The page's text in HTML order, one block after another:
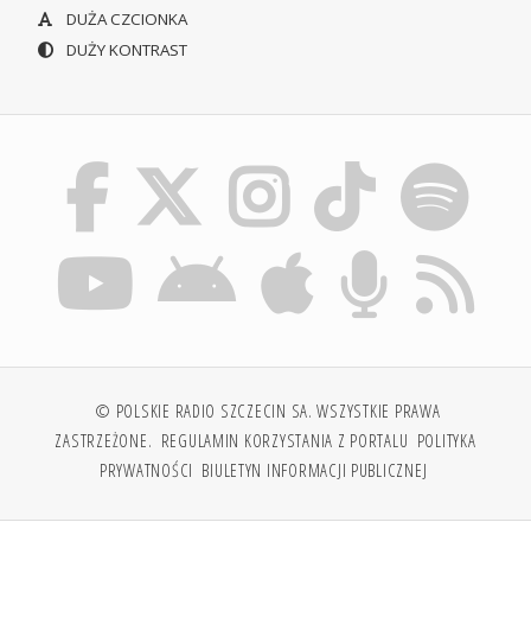
DUŻA CZCIONKA
DUŻY KONTRAST
© POLSKIE RADIO SZCZECIN SA. WSZYSTKIE PRAWA
ZASTRZEŻONE. REGULAMIN KORZYSTANIA Z PORTALU POLITYKA
PRYWATNOŚCI BIULETYN INFORMACJI PUBLICZNEJ